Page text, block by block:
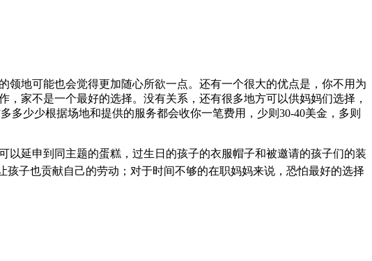
地可能也会觉得更加随心所欲一点。还有一个很大的优点是，你不用为
家不是一个最好的选择。没有关系，还有很多地方可以供妈妈们选择，
少少根据场地和提供的服务都会收你一笔费用，少则30-40美金，多则
延申到同主题的蛋糕，过生日的孩子的衣服帽子和被邀请的孩子们的装
子也贡献自己的劳动；对于时间不够的在职妈妈来说， 恐怕最好的选择